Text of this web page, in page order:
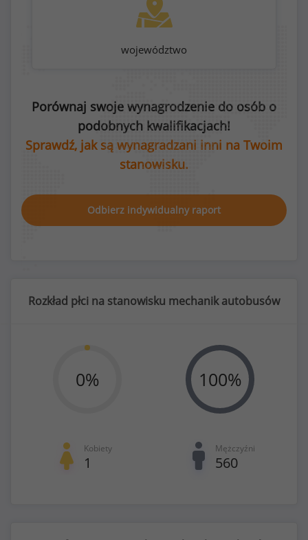
województwo
Porównaj swoje wynagrodzenie do osób o
podobnych kwalifikacjach!
Sprawdź, jak są wynagradzani inni na Twoim
stanowisku.
Odbierz indywidualny raport
Rozkład płci na stanowisku mechanik autobusów
0%
Kobiety
1
100%
Mężczyźni
560